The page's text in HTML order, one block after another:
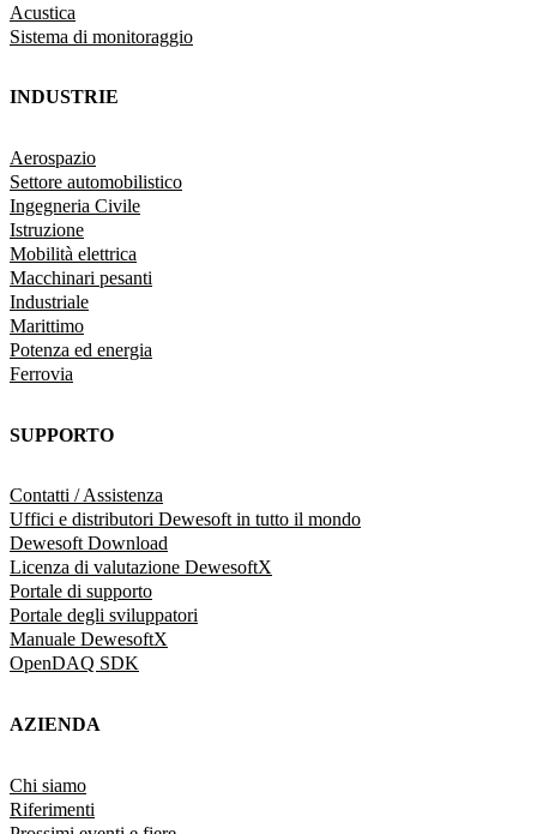
Acustica
Sistema di monitoraggio
INDUSTRIE
Aerospazio
Settore automobilistico
Ingegneria Civile
Istruzione
Mobilità elettrica
Macchinari pesanti
Industriale
Marittimo
Potenza ed energia
Ferrovia
SUPPORTO
Contatti / Assistenza
Uffici e distributori Dewesoft in tutto il mondo
Dewesoft Download
Licenza di valutazione DewesoftX
Portale di supporto
Portale degli sviluppatori
Manuale DewesoftX
OpenDAQ SDK
AZIENDA
Chi siamo
Riferimenti